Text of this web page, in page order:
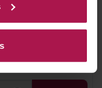
especial
€